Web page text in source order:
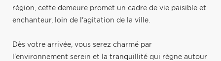
région, cette demeure promet un cadre de vie paisible et
enchanteur, loin de l'agitation de la ville.
Dès votre arrivée, vous serez charmé par
l'environnement serein et la tranquillité qui règne autour